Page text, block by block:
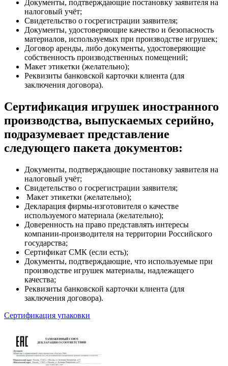
Документы, подтверждающие постановку заявителя на
налоговый учёт;
Свидетельство о госрегистрации заявителя;
Документы, удостоверяющие качество и безопасность
материалов, используемых при производстве игрушек;
Договор аренды, либо документы, удостоверяющие
собственность производственных помещений;
Макет этикетки (желательно);
Реквизиты банковской карточки клиента (для
заключения договора).
Сертификация игрушек иностранного
производства, выпускаемых серийно,
подразумевает представление
следующего пакета документов:
Документы, подтверждающие постановку заявителя на
налоговый учёт;
Свидетельство о госрегистрации заявителя;
Макет этикетки (желательно);
Декларация фирмы-изготовителя о качестве
используемого материала (желательно);
Доверенность на право представлять интересы
компании-производителя на территории Российского
государства;
Сертификат СМК (если есть);
Документы, подтверждающие, что используемые при
производстве игрушек материалы, надлежащего
качества;
Реквизиты банковской карточки клиента (для
заключения договора).
Сертификация упаковки